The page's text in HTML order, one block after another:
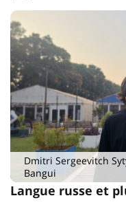
Dmitri Sergeevitch
Bangui
Langue russe et